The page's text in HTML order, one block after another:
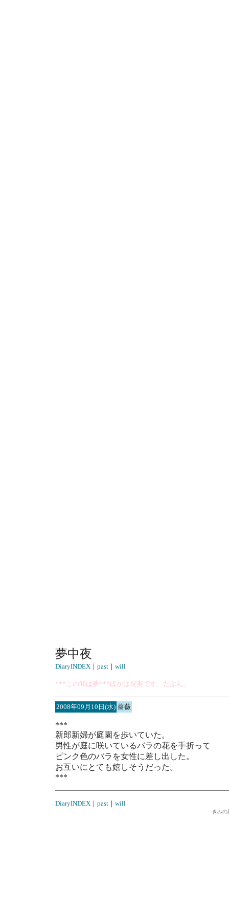
夢中夜
DiaryINDEX｜ past｜ will
***この間は夢***ほかは現実です、たぶん。
2008年09月10日(水) 薔薇
***
新郎新婦が庭園を歩いていた。
男性が庭に咲いているバラの花を手折って
ピンク色のバラを女性に差し出した。
お互いにとても嬉しそうだった。
***
DiaryINDEX｜ past｜ will
きみ